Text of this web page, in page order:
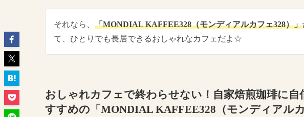
それなら、 「MONDIAL KAFFEE328（モンディアルカフェ328）」
て、ひとりでも長居できるおしゃれなカフェだよ☆
おしゃれカフェで終わらせない！自家焙煎珈琲に
すすめの「MONDIAL KAFFEE328（モンディアルカ